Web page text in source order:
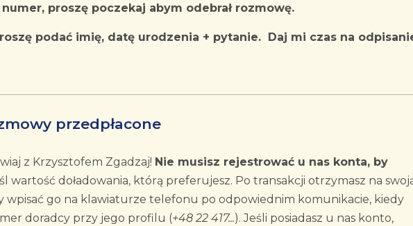
proszę poczekaj abym odebrał rozmowę.
podać imię, datę urodzenia + pytanie. Daj mi czas na
przedpłacone
z Krzysztofem Zgadzaj! Nie musisz rejestrować u nas konta, by
wartość doładowania, którą preferujesz. Po transakcji otrzymasz na
wpisać go na klawiaturze telefonu po odpowiednim komunikacie, kiedy
doradcy przy jego profilu (+48 22 417...). Jeśli posiadasz u nas konto,